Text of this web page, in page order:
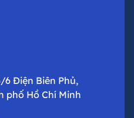
6 Điện Biên Phủ,
phố Hồ Chí Minh